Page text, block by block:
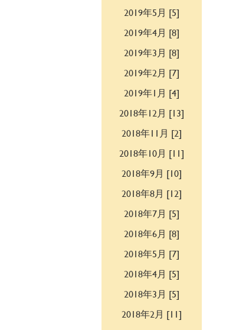
2019年5月 [5]
2019年4月 [8]
2019年3月 [8]
2019年2月 [7]
2019年1月 [4]
2018年12月 [13]
2018年11月 [2]
2018年10月 [11]
2018年9月 [10]
2018年8月 [12]
2018年7月 [5]
2018年6月 [8]
2018年5月 [7]
2018年4月 [5]
2018年3月 [5]
2018年2月 [11]